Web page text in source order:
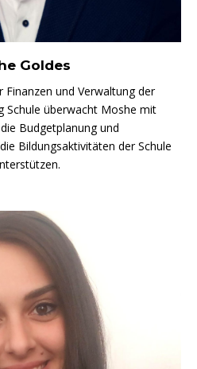
Goldes
und Verwaltung der
Schule überwacht Moshe mit
Budgetplanung und
Bildungsaktivitäten der Schule